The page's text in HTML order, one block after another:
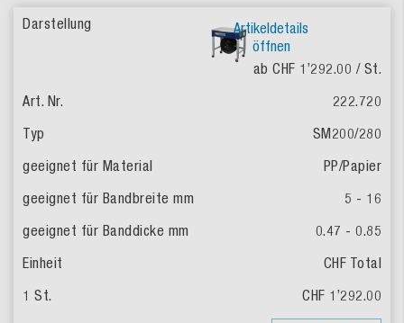
Artikeldetails
öffnen
ab CHF 1’292.00 / St.
222.720
SM200/280
PP/Papier
5 - 16
0.47 - 0.85
CHF Total
CHF 1’292.00